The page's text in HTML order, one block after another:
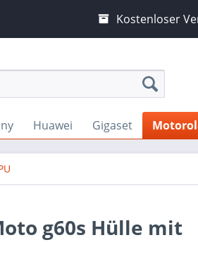
Kostenloser
Huawei Gigaset
g60s Hülle mit